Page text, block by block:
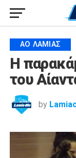
ΑΟ ΛΑΜΊΑΣ
Η
του
by